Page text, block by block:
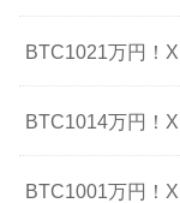
BTC1021万円！
BTC1014万円！
BTC1001万円！